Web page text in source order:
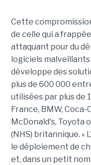
Cette
de celle qui a
attaquant pour du
logiciels
développe des
plus de 600 000
utilisées par plus de
France, BMW,
McDonald's, Toyota
(NHS) britannique.
le déploiement de
et, dans un petit